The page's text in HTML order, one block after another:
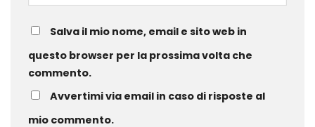
Salva il mio nome, email e sito web in
questo browser per la prossima volta che
commento.
Avvertimi via email in caso di risposte al
mio commento.